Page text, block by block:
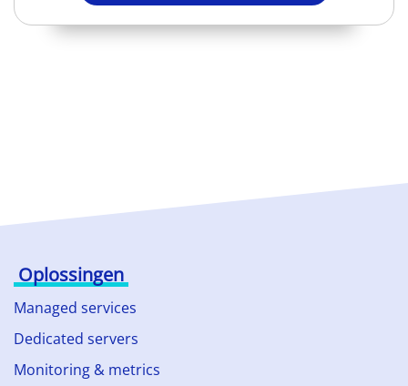
Oplossingen
Managed services
Dedicated servers
Monitoring & metrics